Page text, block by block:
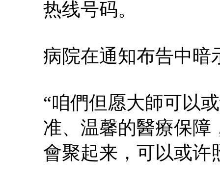
热线号码。
病院在通知布告中暗
“咱們但愿大師可以
准、温馨的醫療保障
會聚起来，可以或许